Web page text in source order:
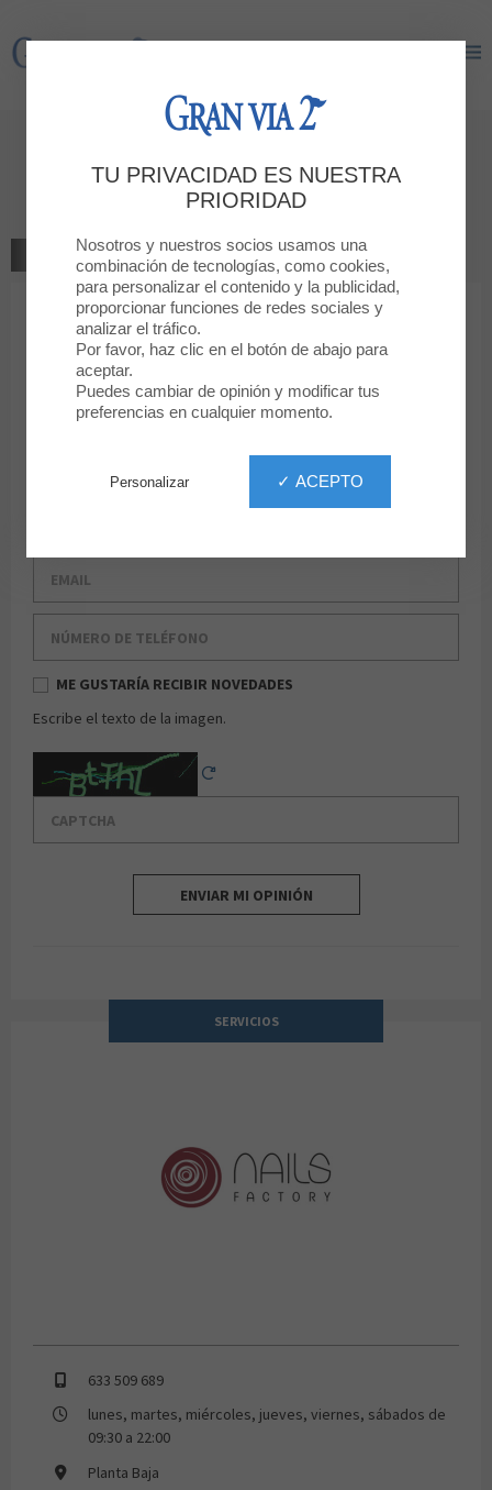
Gran Via 2
NAILS FACTORY
VOLVER A LA TIENDA
Tu clasificación 5
4
3
2
Mensaje
ME GUSTARÍA RECIBIR NOVEDADES
Escribe el texto de la imagen.
ENVIAR MI OPINIÓN
SERVICIOS
633 509 689
lunes, martes, miércoles, jueves, viernes, sábados de
09:30 a 22:00
Planta Baja
TU PRIVACIDAD ES NUESTRA
PRIORIDAD
Nosotros y nuestros socios usamos una
combinación de tecnologías, como cookies,
para personalizar el contenido y la publicidad,
proporcionar funciones de redes sociales y
analizar el tráfico.
Por favor, haz clic en el botón de abajo para
aceptar.
Puedes cambiar de opinión y modificar tus
preferencias en cualquier momento.
✓ ACEPTO
Personalizar